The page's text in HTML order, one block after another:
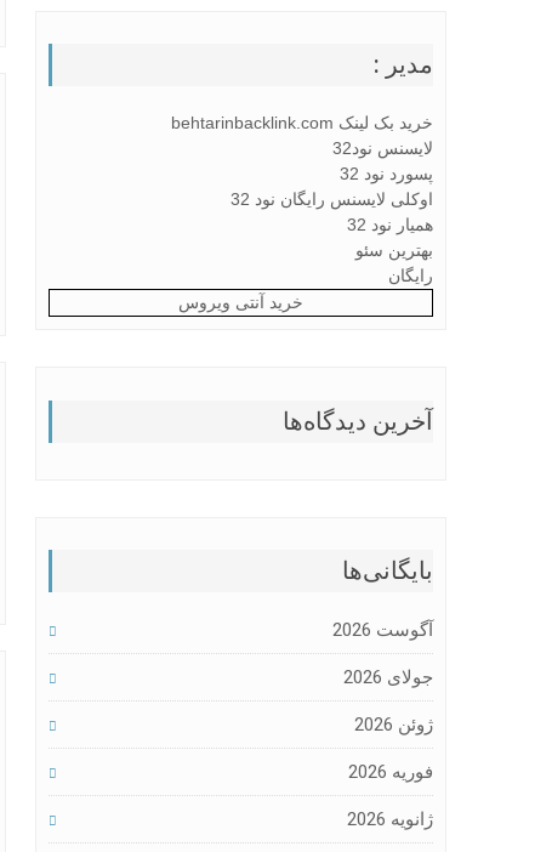
مدیر :
خرید بک لینک behtarinbacklink.com
لایسنس نود32
پسورد نود 32
اوکلی لایسنس رایگان نود 32
همیار نود 32
بهترین سئو
رایگان
خرید آنتی ویروس
آخرین دیدگاه‌ها
بایگانی‌ها
آگوست 2026
جولای 2026
ژوئن 2026
فوریه 2026
ژانویه 2026